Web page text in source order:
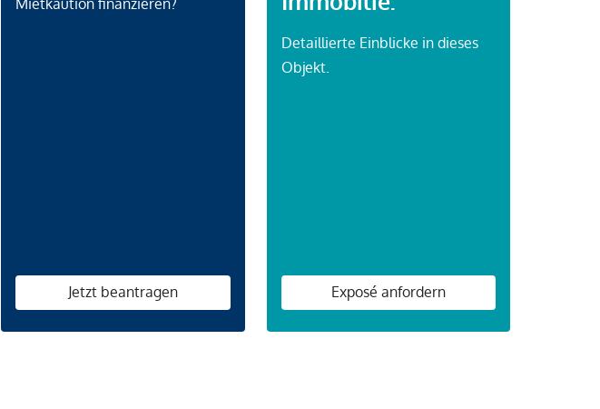
Mietkaution finanzieren?
Jetzt beantragen
Detaillierte Einblicke in dieses
Objekt.
Exposé anfordern